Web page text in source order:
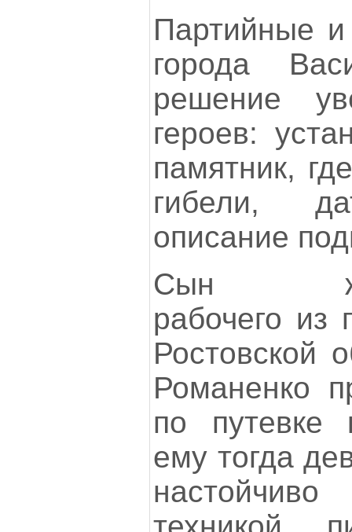
Партийные и
города
решение
героев:
памятник,
гибели,
описание
Сын
рабочего из
Ростовской
Романенко
по путевке
ему тогда